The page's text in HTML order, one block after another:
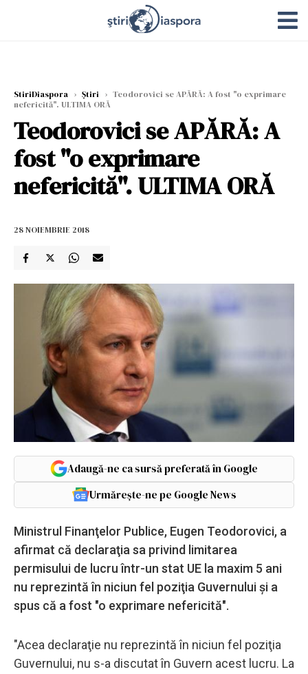
StiriDiaspora › Știri › Teodorovici se APĂRĂ: A fost "o exprimare
nefericită". ULTIMA ORĂ
Teodorovici se APĂRĂ: A
fost "o exprimare
nefericită". ULTIMA ORĂ
28 NOIEMBRIE 2018
Adaugă-ne ca sursă preferată în Google
Urmărește-ne pe Google News
Ministrul Finanţelor Publice, Eugen Teodorovici, a
afirmat că declaraţia sa privind limitarea
permisului de lucru într-un stat UE la maxim 5 ani
nu reprezintă în niciun fel poziţia Guvernului şi a
spus că a fost "o exprimare nefericită".
"Acea declaraţie nu reprezintă în niciun fel poziţia
Guvernului, nu s-a discutat în Guvern acest lucru. La